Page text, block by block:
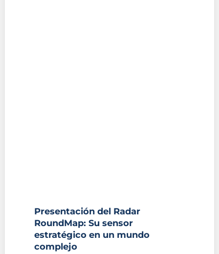
Presentación del Radar
RoundMap: Su sensor
estratégico en un mundo
complejo